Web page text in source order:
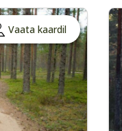
Vaata kaardil